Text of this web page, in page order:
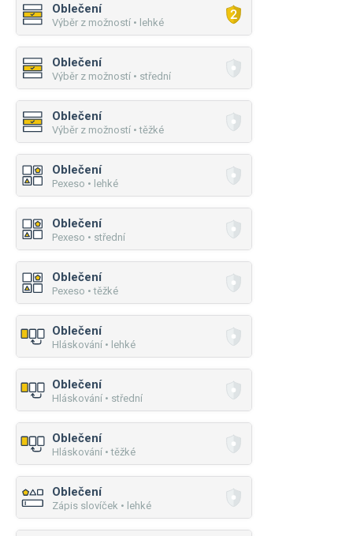
Oblečení
Výběr z možností • lehké
Oblečení
Výběr z možností • střední
Oblečení
Výběr z možností • těžké
Oblečení
Pexeso • lehké
Oblečení
Pexeso • střední
Oblečení
Pexeso • těžké
Oblečení
Hláskování • lehké
Oblečení
Hláskování • střední
Oblečení
Hláskování • těžké
Oblečení
Zápis slovíček • lehké